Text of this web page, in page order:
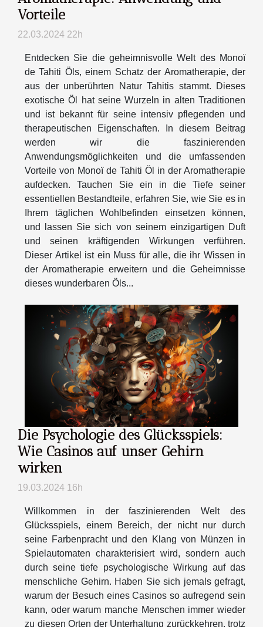
Vorteile
22.03.2024 22h
Entdecken Sie die geheimnisvolle Welt des Monoï
de Tahiti Öls, einem Schatz der Aromatherapie, der
aus der unberührten Natur Tahitis stammt. Dieses
exotische Öl hat seine Wurzeln in alten Traditionen
und ist bekannt für seine intensiv pflegenden und
therapeutischen Eigenschaften. In diesem Beitrag
werden wir die faszinierenden
Anwendungsmöglichkeiten und die umfassenden
Vorteile von Monoï de Tahiti Öl in der Aromatherapie
aufdecken. Tauchen Sie ein in die Tiefe seiner
essentiellen Bestandteile, erfahren Sie, wie Sie es in
Ihrem täglichen Wohlbefinden einsetzen können,
und lassen Sie sich von seinem einzigartigen Duft
und seinen kräftigenden Wirkungen verführen.
Dieser Artikel ist ein Muss für alle, die ihr Wissen in
der Aromatherapie erweitern und die Geheimnisse
dieses wunderbaren Öls...
Die Psychologie des Glücksspiels:
Wie Casinos auf unser Gehirn
wirken
19.03.2024 16h
Willkommen in der faszinierenden Welt des
Glücksspiels, einem Bereich, der nicht nur durch
seine Farbenpracht und den Klang von Münzen in
Spielautomaten charakterisiert wird, sondern auch
durch seine tiefe psychologische Wirkung auf das
menschliche Gehirn. Haben Sie sich jemals gefragt,
warum der Besuch eines Casinos so aufregend sein
kann, oder warum manche Menschen immer wieder
zu diesen Orten der Unterhaltung zurückkehren, trotz